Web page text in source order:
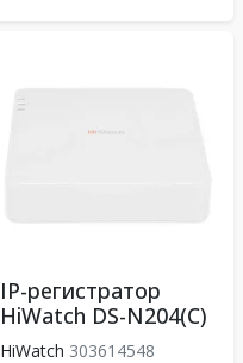
IP-регистратор
HiWatch DS-N204(C)
HiWatch 303614548